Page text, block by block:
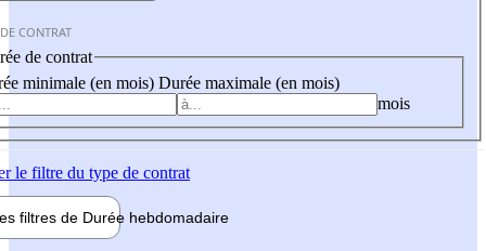
CONTRAT
de contrat
minimale (en mois) Durée maximale (en mois)
mois
le filtre du type de contrat
filtres de Durée hebdomadaire